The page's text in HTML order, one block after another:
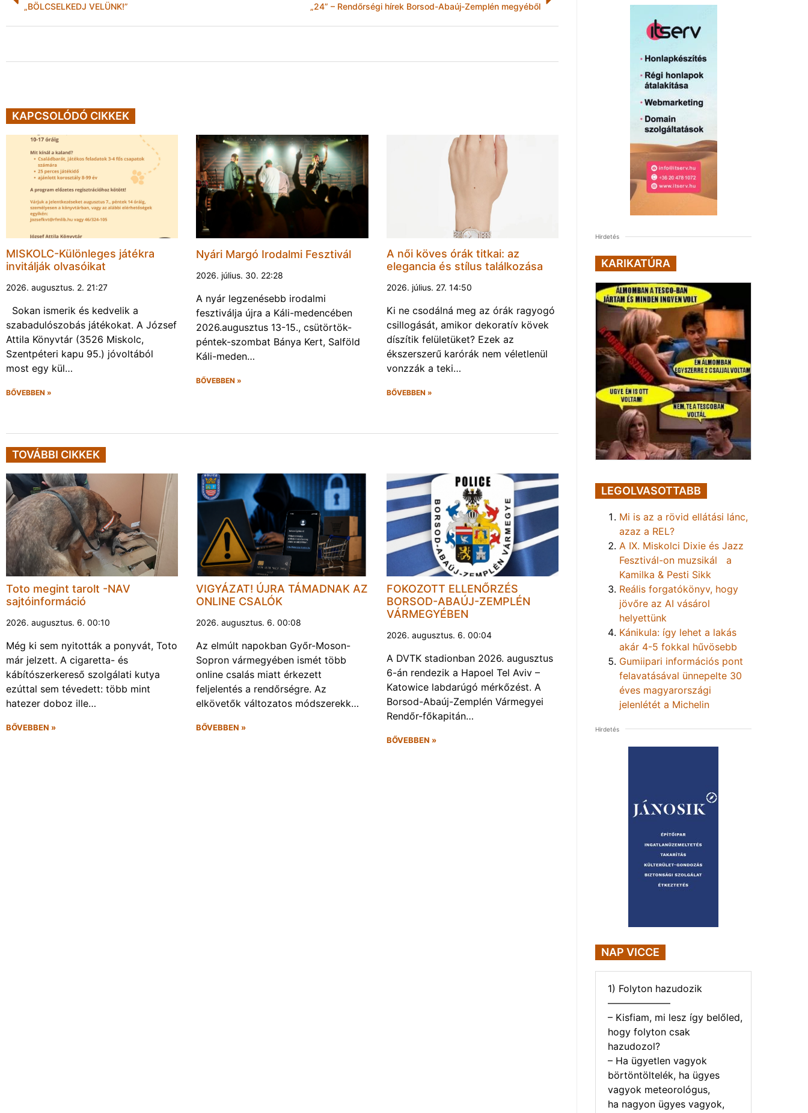
„BÖLCSELKEDJ VELÜNK!” „24” – Rendőrségi hírek Borsod-Abaúj-Zemplén megyéből
KAPCSOLÓDÓ CIKKEK
MISKOLC-Különleges játékra
invitálják olvasóikat
2026. augusztus. 2. 21:27
Sokan ismerik és kedvelik a
szabadulószobás játékokat. A József
Attila Könyvtár (3526 Miskolc,
Szentpéteri kapu 95.) jóvoltából
most egy kül…
BŐVEBBEN »
Nyári Margó Irodalmi Fesztivál
2026. július. 30. 22:28
A nyár legzenésebb irodalmi
fesztiválja újra a Káli-medencében
2026.augusztus 13-15., csütörtök-
péntek-szombat Bánya Kert, Salföld
Káli-meden…
BŐVEBBEN »
A női köves órák titkai: az
elegancia és stílus találkozása
2026. július. 27. 14:50
Ki ne csodálná meg az órák ragyogó
csillogását, amikor dekoratív kövek
díszítik felületüket? Ezek az
ékszerszerű karórák nem véletlenül
vonzzák a teki…
BŐVEBBEN »
TOVÁBBI CIKKEK
Toto megint tarolt -NAV
sajtóinformáció
2026. augusztus. 6. 00:10
Még ki sem nyitották a ponyvát, Toto
már jelzett. A cigaretta- és
kábítószerkereső szolgálati kutya
ezúttal sem tévedett: több mint
hatezer doboz ille…
BŐVEBBEN »
VIGYÁZAT! ÚJRA TÁMADNAK AZ
ONLINE CSALÓK
2026. augusztus. 6. 00:08
Az elmúlt napokban Győr-Moson-
Sopron vármegyében ismét több
online csalás miatt érkezett
feljelentés a rendőrségre. Az
elkövetők változatos módszerekk…
BŐVEBBEN »
FOKOZOTT ELLENŐRZÉS
BORSOD-ABAÚJ-ZEMPLÉN
VÁRMEGYÉBEN
2026. augusztus. 6. 00:04
A DVTK stadionban 2026. augusztus
6-án rendezik a Hapoel Tel Aviv –
Katowice labdarúgó mérkőzést. A
Borsod-Abaúj-Zemplén Vármegyei
Rendőr-főkapitán…
BŐVEBBEN »
Hirdetés
KARIKATÚRA
LEGOLVASOTTABB
Mi is az a rövid ellátási lánc,
azaz a REL?
A IX. Miskolci Dixie és Jazz
Fesztivál-on muzsikál a
Kamilka & Pesti Sikk
Reális forgatókönyv, hogy
jövőre az AI vásárol
helyettünk
Kánikula: így lehet a lakás
akár 4-5 fokkal hűvösebb
Gumiipari információs pont
felavatásával ünnepelte 30
éves magyarországi
jelenlétét a Michelin
Hirdetés
NAP VICCE
1) Folyton hazudozik
——————–
– Kisfiam, mi lesz így belőled,
hogy folyton csak
hazudozol?
– Ha ügyetlen vagyok
börtöntöltelék, ha ügyes
vagyok meteorológus,
ha nagyon ügyes vagyok,